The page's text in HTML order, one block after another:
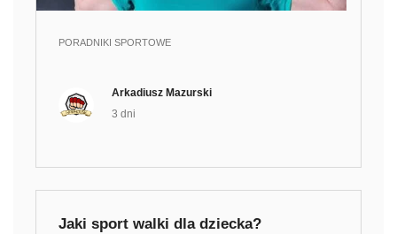
PORADNIKI SPORTOWE
Arkadiusz Mazurski
3 dni
Jaki sport walki dla dziecka?